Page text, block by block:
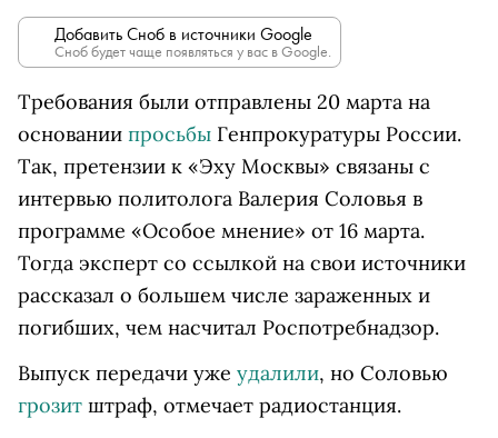
Добавить Сноб в источники Google
Сноб будет чаще появляться у вас в Google.
Требования были отправлены 20 марта на
основании просьбы Генпрокуратуры России.
Так, претензии к «Эху Москвы» связаны с
интервью политолога Валерия Соловья в
программе «Особое мнение» от 16 марта.
Тогда эксперт со ссылкой на свои источники
рассказал о большем числе зараженных и
погибших, чем насчитал Роспотребнадзор.
Выпуск передачи уже удалили, но Соловью
грозит штраф, отмечает радиостанция.